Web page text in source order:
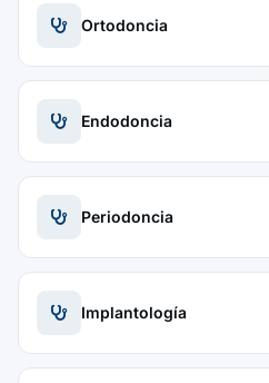
Ortodoncia
Endodoncia
Periodoncia
Implantología